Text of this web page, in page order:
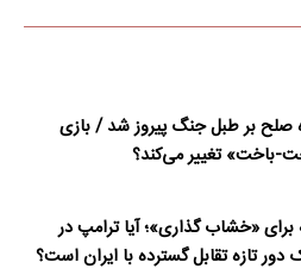
صلح بر طبل جنگ پیروز شد / بازی
باخت» تغییر می‌کند؟
برای «خشاب گذاری»؛ آیا ترامپ در
دور تازه تقابل گسترده با ایران است؟